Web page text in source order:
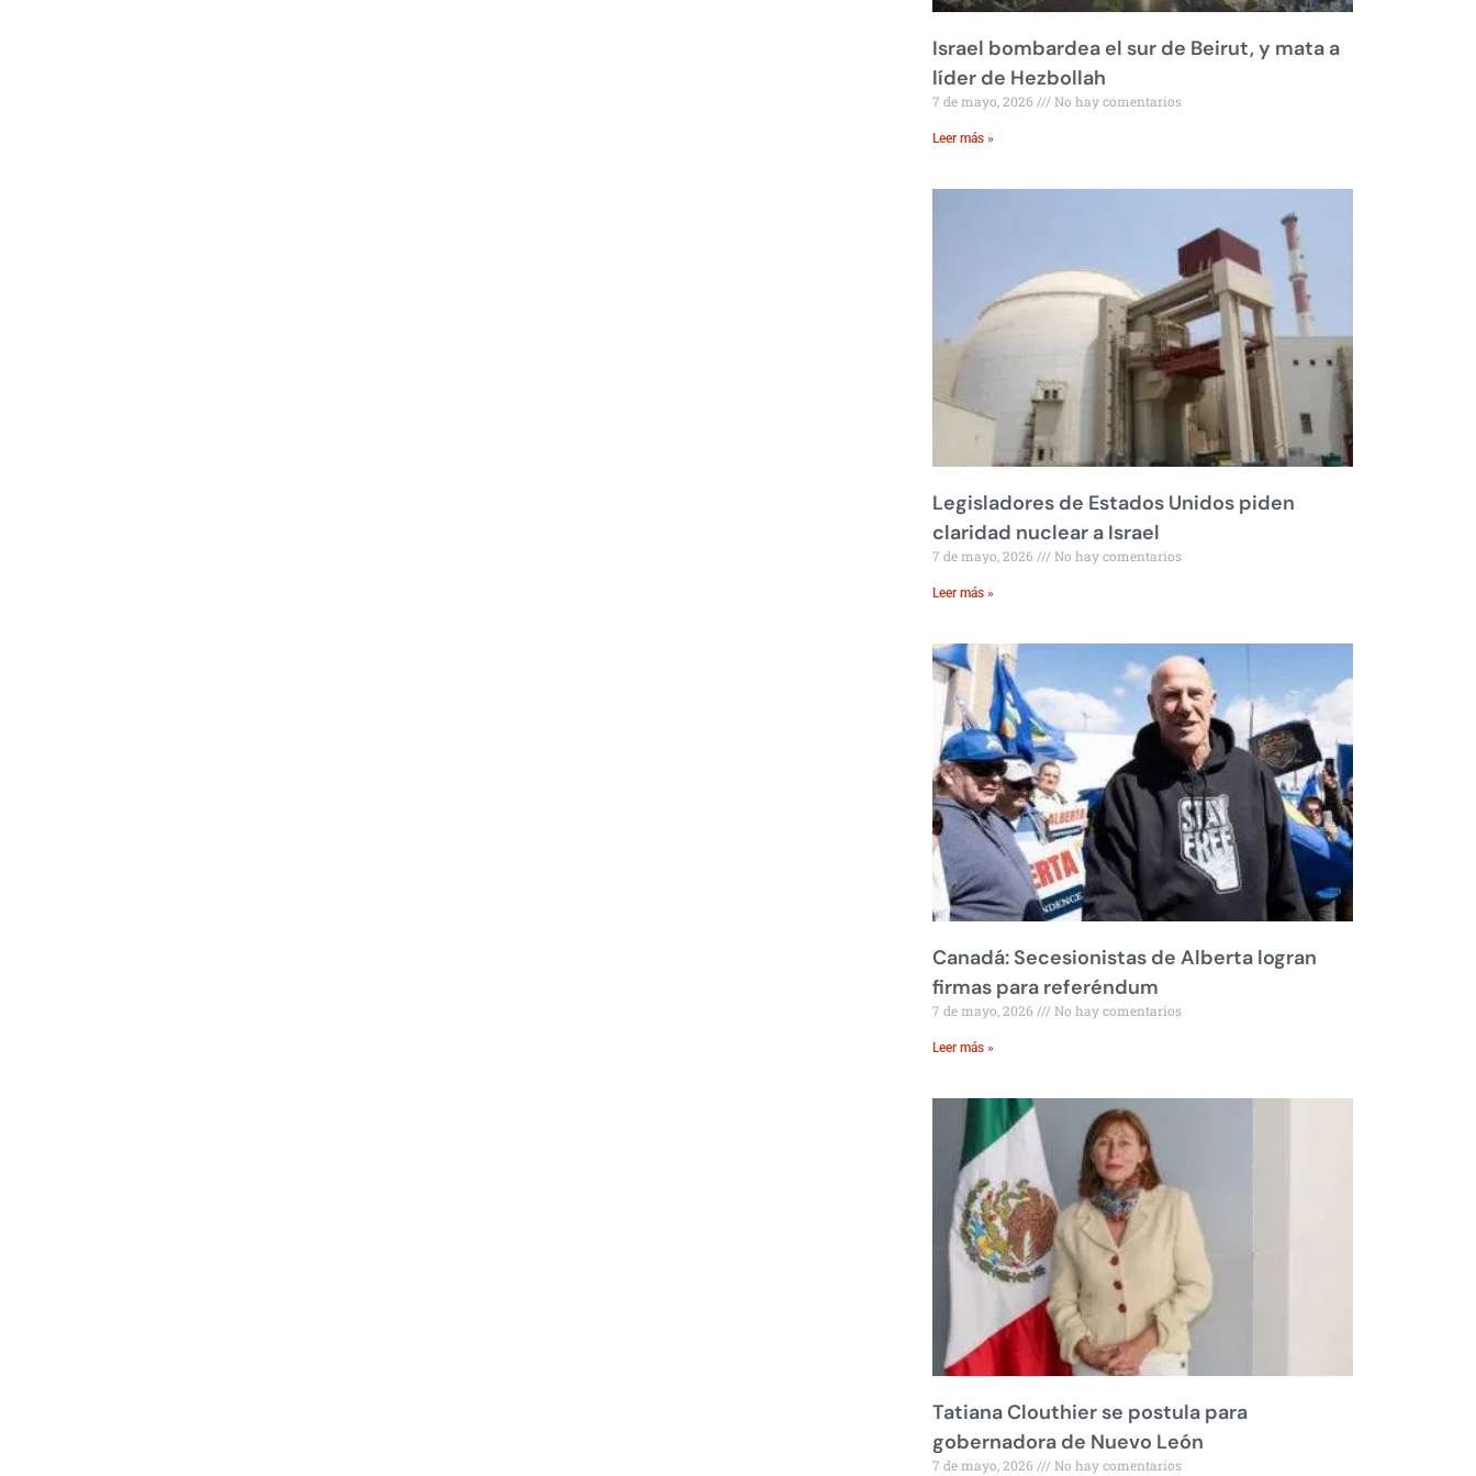
Israel bombardea el sur de Beirut, y mata a
líder de Hezbollah
7 de mayo, 2026 No hay comentarios
Leer más »
Legisladores de Estados Unidos piden
claridad nuclear a Israel
7 de mayo, 2026 No hay comentarios
Leer más »
Canadá: Secesionistas de Alberta logran
firmas para referéndum
7 de mayo, 2026 No hay comentarios
Leer más »
Tatiana Clouthier se postula para
gobernadora de Nuevo León
7 de mayo, 2026 No hay comentarios